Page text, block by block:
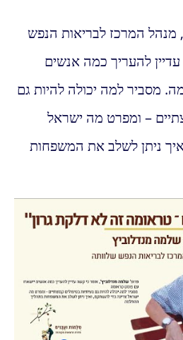
מנהל המרכז לבריאות הנפש
להעריך כמה אנשים
מסביר למה יכולה להיות גם
– ומפרט מה ישראל
ניתן לשלב את המשפחות